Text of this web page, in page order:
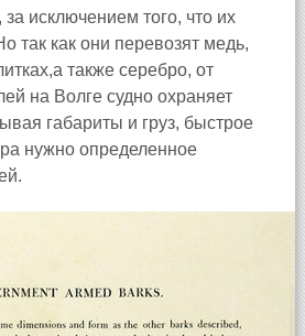
исключением того, что их
так как они перевозят медь,
также серебро, от
на Волге судно охраняет
габариты и груз, быстрое
нужно определенное